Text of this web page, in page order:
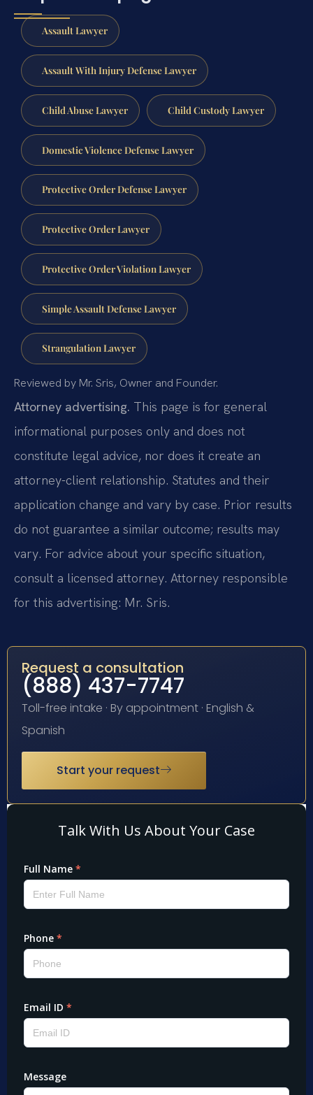
Assault Lawyer
Assault With Injury Defense Lawyer
Child Abuse Lawyer Child Custody Lawyer
Domestic Violence Defense Lawyer
Protective Order Defense Lawyer
Protective Order Lawyer
Protective Order Violation Lawyer
Simple Assault Defense Lawyer
Strangulation Lawyer
Reviewed by Mr. Sris, Owner and Founder.
Attorney advertising. This page is for general
informational purposes only and does not
constitute legal advice, nor does it create an
attorney-client relationship. Statutes and their
application change and vary by case. Prior results
do not guarantee a similar outcome; results may
vary. For advice about your specific situation,
consult a licensed attorney. Attorney responsible
for this advertising: Mr. Sris.
Request a consultation
(888) 437-7747
Toll-free intake · By appointment · English &
Spanish
Start your request